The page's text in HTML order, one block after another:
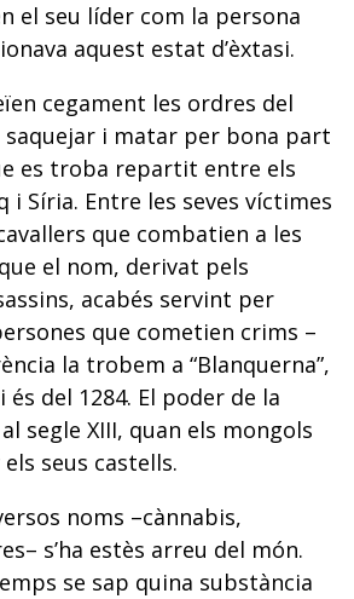
el seu líder com la persona
aquest estat d’èxtasi.
cegament les ordres del
saquejar i matar per bona part
es troba repartit entre els
i Síria. Entre les seves víctimes
que combatien a les
el nom, derivat pels
acabés servint per
que cometien crims –
la trobem a “Blanquerna”,
és del 1284. El poder de la
segle XIII, quan els mongols
seus castells.
noms –cànnabis,
s’ha estès arreu del món.
se sap quina substància